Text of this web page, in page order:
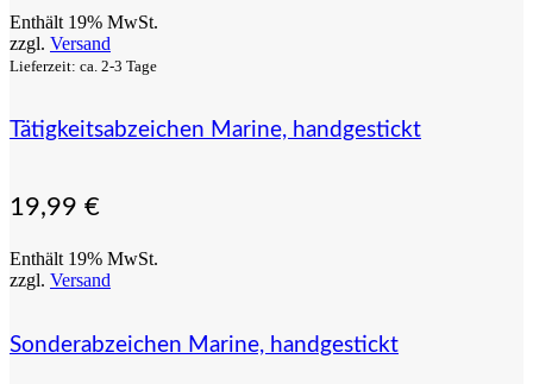
Enthält 19% MwSt.
zzgl. Versand
Lieferzeit: ca. 2-3 Tage
Tätigkeitsabzeichen Marine, handgestickt
19,99 €
Enthält 19% MwSt.
zzgl. Versand
Sonderabzeichen Marine, handgestickt